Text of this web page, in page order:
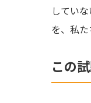
してい
を、私
この